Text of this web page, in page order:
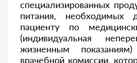
специализированных
питания, необходимых
пациенту по
(индивидуальная
жизненным
врачебной комиссии,